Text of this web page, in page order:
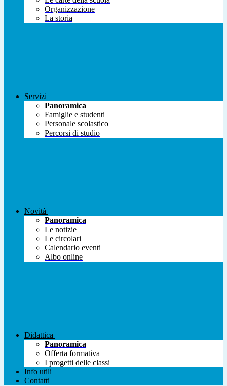
Organizzazione
La storia
Servizi
Panoramica
Famiglie e studenti
Personale scolastico
Percorsi di studio
Novità
Panoramica
Le notizie
Le circolari
Calendario eventi
Albo online
Didattica
Panoramica
Offerta formativa
I progetti delle classi
Info utili
Contatti